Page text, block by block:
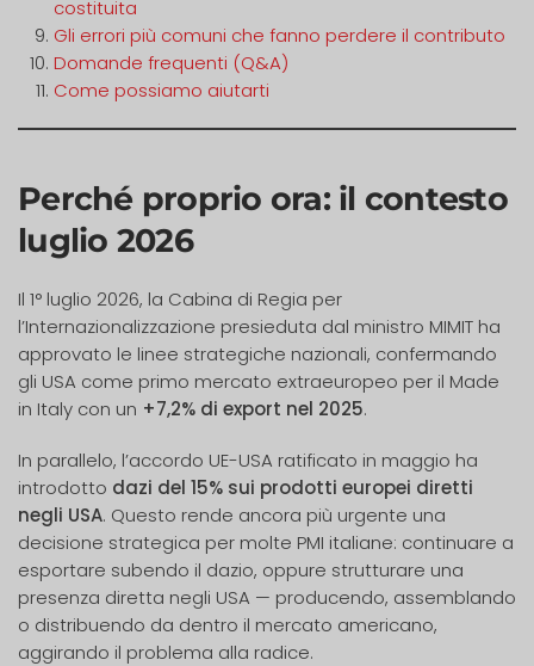
costituita
Gli errori più comuni che fanno perdere il contributo
Domande frequenti (Q&A)
Come possiamo aiutarti
Perché proprio ora: il contesto
luglio 2026
Il 1° luglio 2026, la Cabina di Regia per
l’Internazionalizzazione presieduta dal ministro MIMIT ha
approvato le linee strategiche nazionali, confermando
gli USA come primo mercato extraeuropeo per il Made
in Italy con un +7,2% di export nel 2025.
In parallelo, l’accordo UE-USA ratificato in maggio ha
introdotto dazi del 15% sui prodotti europei diretti
negli USA. Questo rende ancora più urgente una
decisione strategica per molte PMI italiane: continuare a
esportare subendo il dazio, oppure strutturare una
presenza diretta negli USA — producendo, assemblando
o distribuendo da dentro il mercato americano,
aggirando il problema alla radice.